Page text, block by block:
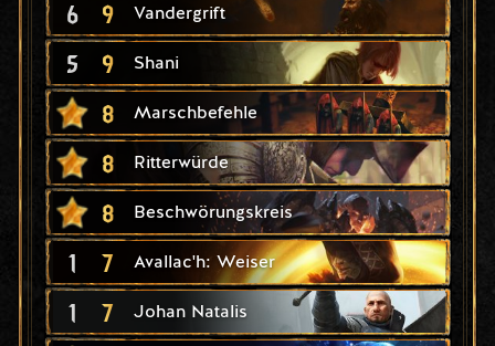
6 9 Vandergrift
5 9 Shani
8 Marschbefehle
8 Ritterwürde
8 Beschwörungskreis
1 7 Avallac'h: Weiser
1 7 Johan Natalis